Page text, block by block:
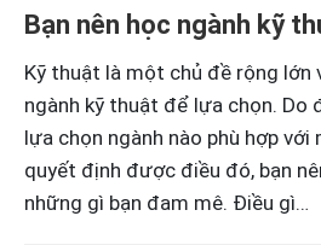
Bạn nên học ngành kỹ
Kỹ thuật là một chủ đề rộng lớn
ngành kỹ thuật để lựa chọn. Do
lựa chọn ngành nào phù hợp với
quyết định được điều đó, bạn
những gì bạn đam mê. Điều gì…